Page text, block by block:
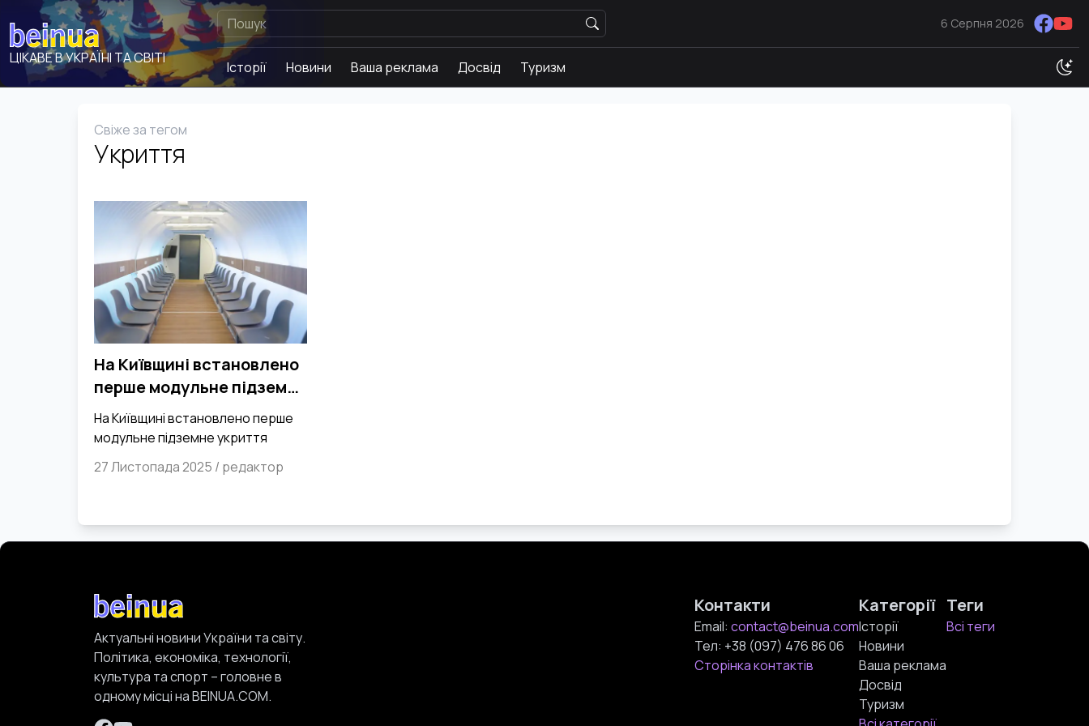
ЦІКАВЕ В УКРАЇНІ ТА СВІТІ
6 Серпня 2026
Історії Новини Ваша реклама Досвід Туризм
Свіже за тегом
Укриття
На Київщині встановлено
перше модульне підземне
укриття
На Київщині встановлено перше
модульне підземне укриття
27 Листопада 2025 / редактор
Актуальні новини України та світу.
Політика, економіка, технології,
культура та спорт – головне в
одному місці на BEINUA.COM.
Контакти
Email: contact@beinua.com
Тел: +38 (097) 476 86 06
Сторінка контактів
Категорії
Історії
Новини
Ваша реклама
Досвід
Туризм
Теги
Всі теги